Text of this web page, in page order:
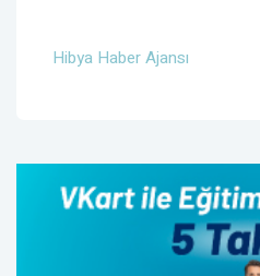
Hibya Haber Ajansı